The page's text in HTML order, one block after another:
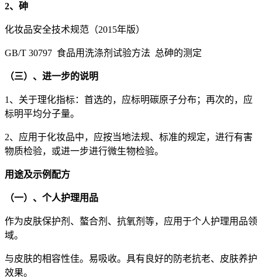
2、砷
化妆品安全技术规范（2015年版）
GB/T 30797 食品用洗涤剂试验方法 总砷的测定
（三）、进一步的说明
1、关于理化指标：首选的，应标明碳原子分布；再次的，应
标明平均分子量。
2、应用于化妆品中，应按当地法规、标准的规定，进行有害
物质检验，或进一步进行微生物检验。
用途及示例配方
（一）、个人护理用品
作为皮肤保护剂、螯合剂、抗氧剂等，应用于个人护理用品领
域。
与皮肤的相容性佳。易吸收。具有良好的防老抗老、皮肤养护
效果。